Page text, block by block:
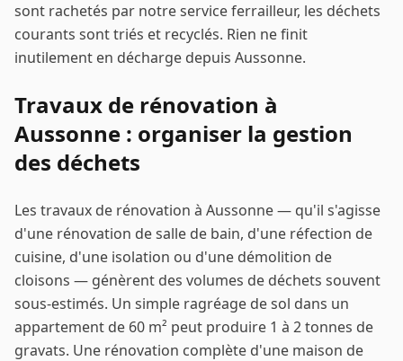
sont rachetés par notre service ferrailleur, les déchets
courants sont triés et recyclés. Rien ne finit
inutilement en décharge depuis Aussonne.
Travaux de rénovation à
Aussonne : organiser la gestion
des déchets
Les travaux de rénovation à Aussonne— qu'il s'agisse
d'une rénovation de salle de bain, d'une réfection de
cuisine, d'une isolation ou d'une démolition de
cloisons — génèrent des volumes de déchets souvent
sous-estimés. Un simple ragréage de sol dans un
appartement de 60 m² peut produire 1 à 2 tonnes de
gravats. Une rénovation complète d'une maison de